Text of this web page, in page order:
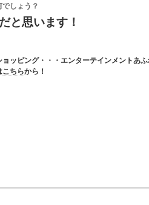
しょう？
と思います！
ョッピング・・・エンターテインメントあ
こちらから！